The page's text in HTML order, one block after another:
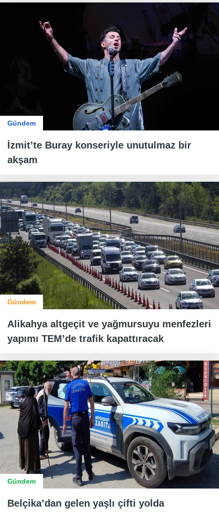
Gündem
İzmit’te Buray konseriyle unutulmaz bir
akşam
Gündem
Alikahya altgeçit ve yağmursuyu menfezleri
yapımı TEM’de trafik kapattıracak
Gündem
Belçika’dan gelen yaşlı çifti yolda